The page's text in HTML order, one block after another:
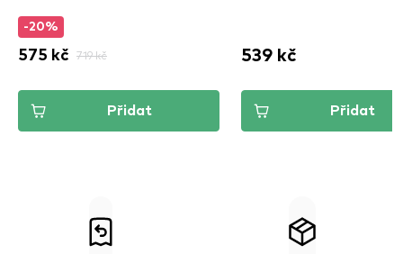
-20%
575 kč 719 kč
Přidat
539 kč
Přidat